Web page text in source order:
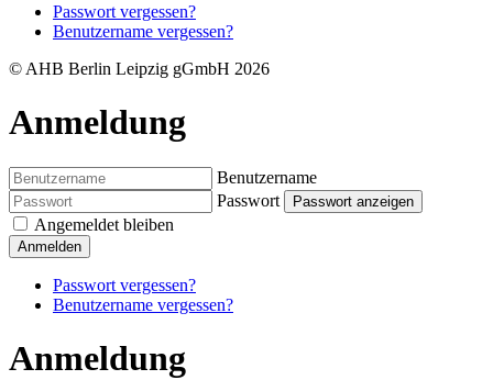
Passwort vergessen?
Benutzername vergessen?
© AHB Berlin Leipzig gGmbH 2026
Anmeldung
Benutzername
Passwort
Passwort anzeigen
Angemeldet bleiben
Anmelden
Passwort vergessen?
Benutzername vergessen?
Anmeldung